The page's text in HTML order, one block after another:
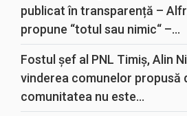
publicat în transparență –
propune “totul sau nimic“ –...
Fostul șef al PNL Timiș, Alin
vinderea comunelor propusă
comunitatea nu este...